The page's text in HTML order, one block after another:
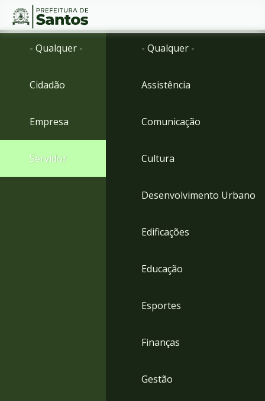
Ir
menu
para
Conteúdo
- Qualquer -
Cidadão
Empresa
Servidor
- Qualquer -
Assistência
Comunicação
Cultura
Desenvolvimento Urbano
Edificações
Educação
Esportes
Finanças
Gestão